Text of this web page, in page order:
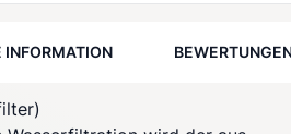
INFORMATION